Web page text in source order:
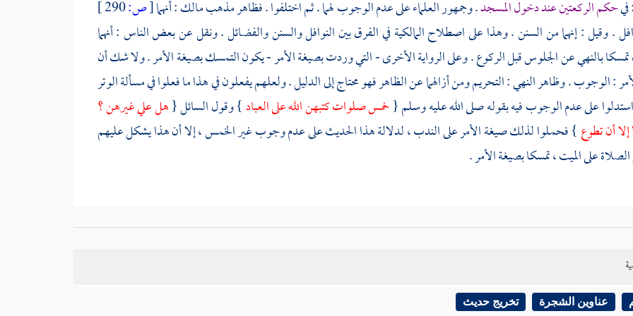
حكم الركعتين عند دخول المسجد. وجمهور العلماء على عدم الوجوب لهما . ثم اختلفوا . فظاهر مذهبمالك: أنهما[ص:290 ]
. وقيل : إنهما من السنن . وهذا على اصطلاح المالكية في الفرق بين النوافل والسنن والفضائل . ونقل عن بعض الناس : أنهما
تمسكا بالنهي عن الجلوس قبل الركوع . وعلى الرواية الأخرى - التي وردت بصيغة الأمر - يكون التمسك بصيغة الأمر . ولا شك أن
: الوجوب . وظاهر النهي : التحريم ومن أزالهما عن الظاهر فهو محتاج إلى الدليل . ولعلهم يفعلون في هذا ما فعلوا في مسألة الوتر
على عدم الوجوب فيه بقوله صلى الله عليه وسلم {خمس صلوات كتبهن الله على العباد} وقول السائل {هل علي غيرهن ؟
أن تطوع} فحملوا لذلك صيغة الأمر على الندب ، لدلالة هذا الحديث على عدم وجوب غير الخمس ، إلا أن هذا يشكل عليهم
الصلاة على الميت ، تمسكا بصيغة الأمر .
:
وأصحابه أنه يركع . لأنها صلاة لها سبب . ولا يكره في هذه الأوقات من النوافل إلا ما لا سبب له . وحكي وجه آخر : أنه يكره .
عناوين الشجرة تخريج حديث